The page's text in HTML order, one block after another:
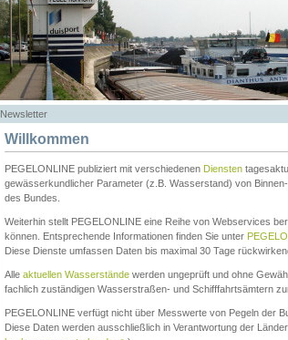
Newsletter
Willkommen
PEGELONLINE publiziert mit verschiedenen Diensten
gewässerkundlicher Parameter (z.B. Wasserstand) von
des Bundes.
Weiterhin stellt PEGELONLINE eine Reihe von Webservices
können. Entsprechende Informationen finden Sie unter
Diese Dienste umfassen Daten bis maximal 30 Tage
Alle aktuellen Wasserstände werden ungeprüft und ohne
fachlich zuständigen Wasserstraßen- und Schifffahrtsämtern
PEGELONLINE verfügt nicht über Messwerte von Pegeln der
Diese Daten werden ausschließlich in Verantwortung der